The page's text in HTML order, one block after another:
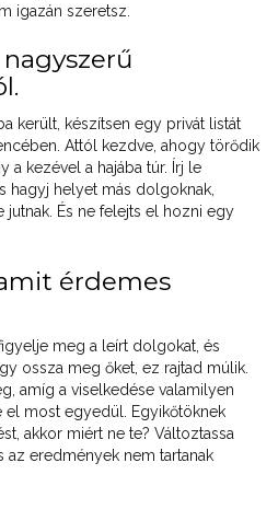
igazán szeretsz.
került, készítsen egy privát listát
Attól kezdve, ahogy törődik
a kezével a hajába túr. Írj le
hagyj helyet más dolgoknak,
És ne felejts el hozni egy
érdemes
meg a leírt dolgokat, és
ossza meg őket, ez rajtad múlik.
amíg a viselkedése valamilyen
most egyedül. Egyikőtöknek
akkor miért ne te? Változtassa
az eredmények nem tartanak